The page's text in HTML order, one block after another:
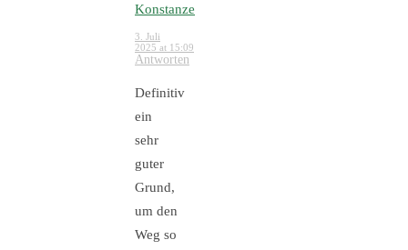
Konstanze
3. Juli
2025 at 15:09
Antworten
Definitiv
ein
sehr
guter
Grund,
um den
Weg so